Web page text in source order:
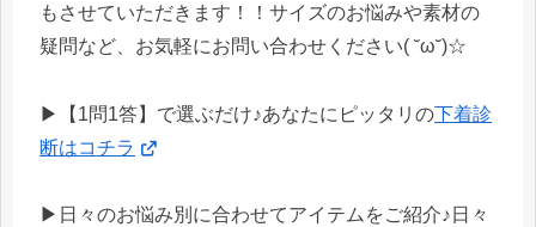
もさせていただきます！！サイズのお悩みや素材の
疑問など、お気軽にお問い合わせください( ˘ω˘)☆
▶【1問1答】で選ぶだけ♪あなたにピッタリの下着診
断はコチラ
▶日々のお悩み別に合わせてアイテムをご紹介♪日々